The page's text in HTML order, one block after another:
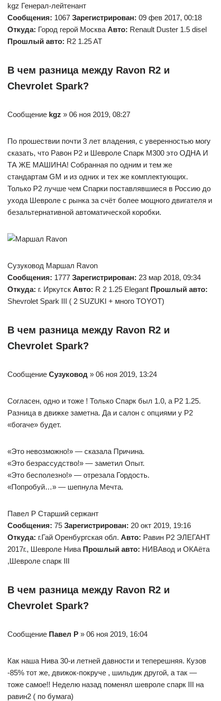
kgz Генерал-лейтенант
Сообщения: 1067 Зарегистрирован: 09 фев 2017, 00:18
Откуда: Город герой Москва Авто: Renault Duster 1.5 disel
Прошлый авто: R2 1.25 AT
В чем разница между Ravon R2 и
Chevrolet Spark?
Сообщение kgz » 06 ноя 2019, 08:27
По прошествии почти 3 лет владения, с уверенностью могу
сказать, что Равон Р2 и Шевроле Спарк М300 это ОДНА И
ТА ЖЕ МАШИНА! Собранная по одним и тем же
стандартам GM и из одних и тех же комплектующих.
Только Р2 лучше чем Спарки поставлявшиеся в Россию до
ухода Шевроле с рынка за счёт более мощного двигателя и
безальтернативной автоматической коробки.
Сузуковод Маршал Ravon
Сообщения: 1777 Зарегистрирован: 23 мар 2018, 09:34
Откуда: г. Иркутск Авто: R 2 1.25 Elegant Прошлый авто:
Shevrolet Spark III ( 2 SUZUKI + много TOYOT)
В чем разница между Ravon R2 и
Chevrolet Spark?
Сообщение Сузуковод » 06 ноя 2019, 13:24
Согласен, одно и тоже ! Только Спарк был 1.0, а Р2 1.25.
Разница в движке заметна. Да и салон с опциями у Р2
«богаче» будет.
«Это невозможно!» — сказала Причина.
«Это безрассудство!» — заметил Опыт.
«Это бесполезно!» — отрезала Гордость.
«Попробуй…» — шепнула Мечта.
Павел Р Старший сержант
Сообщения: 75 Зарегистрирован: 20 окт 2019, 19:16
Откуда: г.Гай Оренбургская обл. Авто: Pавин Р2 ЭЛЕГАНТ
2017г., Шевроле Нива Прошлый авто: НИВАвод и ОКАёта
,Шевроле спарк III
В чем разница между Ravon R2 и
Chevrolet Spark?
Сообщение Павел Р » 06 ноя 2019, 16:04
Как наша Нива 30-и летней давности и теперешняя. Кузов
-85% тот же, движок-покруче , шильдик другой, а так —
тоже самое!! Неделю назад поменял шевроле спарк III на
равин2 ( по бумага)